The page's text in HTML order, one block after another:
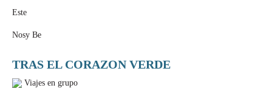
Este
Nosy Be
TRAS EL CORAZON VERDE
Viajes en grupo